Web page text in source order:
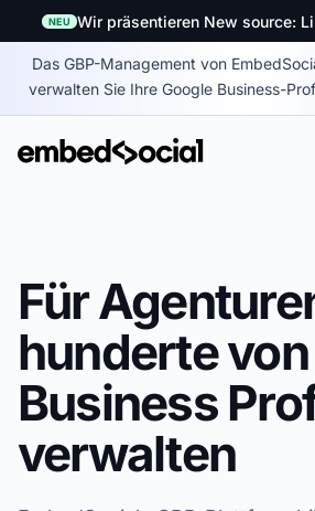
NEU Wir präsentieren New source:
Das GBP-Management von
verwalten Sie Ihre Google Business-
Für
hunderte
Business
verwalten